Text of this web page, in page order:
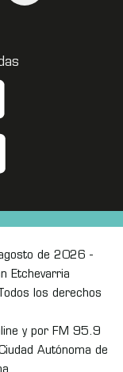
de 2026 -
Etchevarria
los derechos
y por FM 95.9
Autónoma de